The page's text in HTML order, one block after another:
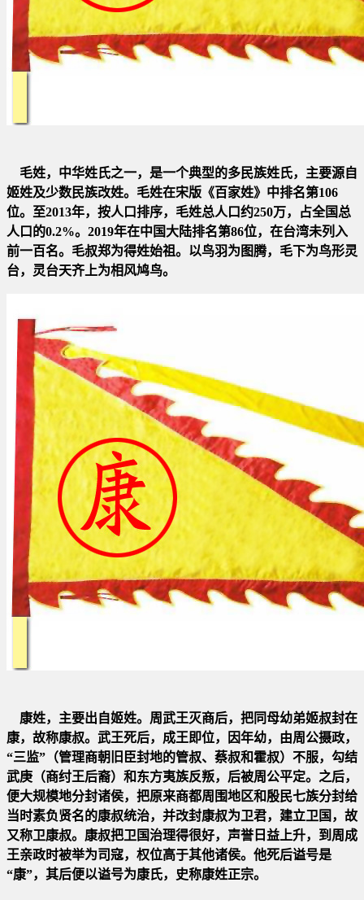
毛姓，中华姓氏之一，是一个典型的多民族姓氏， 主要源自
姬姓及少数民族改姓。毛姓在宋版《百家姓》中排名第106
位。至2013年，按人口排序，毛姓总人口约250万，占全国总
人口的0.2%。2019年在中国大陆排名第86位，在台湾未列入
前一百名。 毛叔郑为得姓始祖。以鸟羽为图腾，毛下为鸟形灵
台，灵台天齐上为相风鸠鸟。
康姓，主要出自姬姓。周武王灭商后，把同母幼弟姬叔封在
康，故称康叔。武王死后，成王即位，因年幼，由周公摄政，
“三监”（管理商朝旧臣封地的管叔、蔡叔和霍叔）不服，勾结
武庚（商纣王后裔）和东方夷族反叛，后被周公平定。之后，
便大规模地分封诸侯，把原来商都周围地区和殷民七族分封给
当时素负贤名的康叔统治，并改封康叔为卫君，建立卫国，故
又称卫康叔。康叔把卫国治理得很好，声誉日益上升，到周成
王亲政时被举为司寇，权位高于其他诸侯。他死后谥号是
“康”，其后便以谥号为康氏，史称康姓正宗。